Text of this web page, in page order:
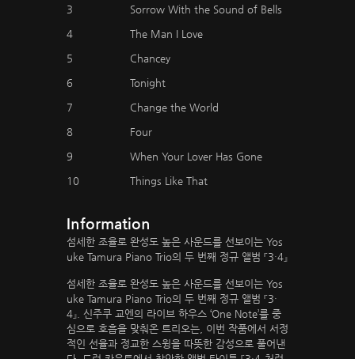
3
Sorrow With the Sound of Bells
4 The Man I Love
5 Chancey
6 Tonight
7 Change the World
8 Four
9 When Your Lover Has Gone
10 Things Like That
Information
섬세한 조율로 완성도 높은 사운드를 선보이는 Yos
uke Tamura Piano Trio의 두 번째 정규 앨범 『3·4』
섬세한 조율로 완성도 높은 사운드를 선보이는 Yos
uke Tamura Piano Trio의 두 번째 정규 앨범 『3·
4』. 신주쿠 교엔의 라이브 하우스 ‘One Note’를 중
심으로 호흡을 맞춰온 트리오는, 이번 작품에서 서정
적인 선율과 정교한 스윙을 따뜻한 감성으로 풀어낸